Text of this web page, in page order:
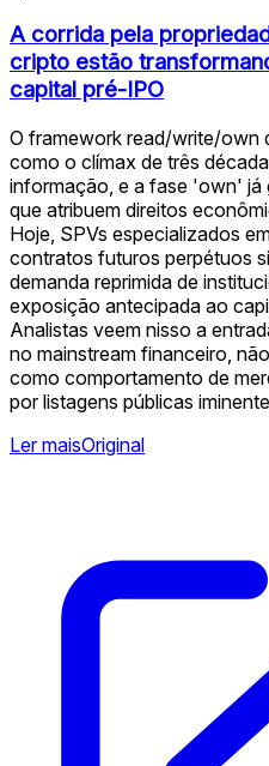
A corrida pela
cripto estão
capital pré-IPO
O framework read/write/own
como o clímax de três
informação, e a fase 'own' já
que atribuem direitos
Hoje, SPVs especializados
contratos futuros perpétuos
demanda reprimida de
exposição antecipada ao
Analistas veem nisso a
no mainstream financeiro,
como comportamento de
por listagens públicas
Ler maisOriginal